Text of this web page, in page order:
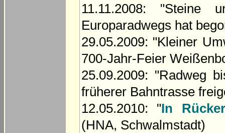
11.11.2008: "Steine
Europaradwegs hat
29.05.2009: "Kleiner
700-Jahr-Feier
25.09.2009: "Radweg
früherer Bahntrasse
12.05.2010: "In
(HNA, Schwalmstadt)